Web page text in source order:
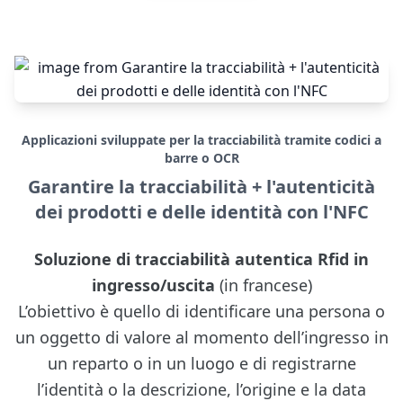
Applicazioni sviluppate per la tracciabilità tramite codici a
barre o OCR
Garantire la tracciabilità + l'autenticità
dei prodotti e delle identità con l'NFC
Soluzione di tracciabilità autentica Rfid in
ingresso/uscita (in francese)
L’obiettivo è quello di identificare una persona o
un oggetto di valore al momento dell’ingresso in
un reparto o in un luogo e di registrarne
l’identità o la descrizione, l’origine e la data